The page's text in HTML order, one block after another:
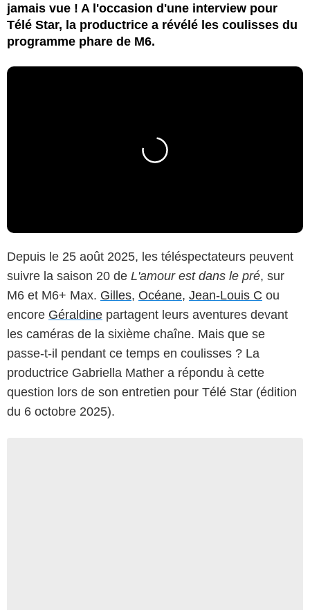
jamais vue ! A l'occasion d'une interview pour
Télé Star, la productrice a révélé les coulisses du
programme phare de M6.
Depuis le 25 août 2025, les téléspectateurs peuvent
suivre la saison 20 de L'amour est dans le pré, sur
M6 et M6+ Max. Gilles, Océane, Jean-Louis C ou
encore Géraldine partagent leurs aventures devant
les caméras de la sixième chaîne. Mais que se
passe-t-il pendant ce temps en coulisses ? La
productrice Gabriella Mather a répondu à cette
question lors de son entretien pour Télé Star (édition
du 6 octobre 2025).